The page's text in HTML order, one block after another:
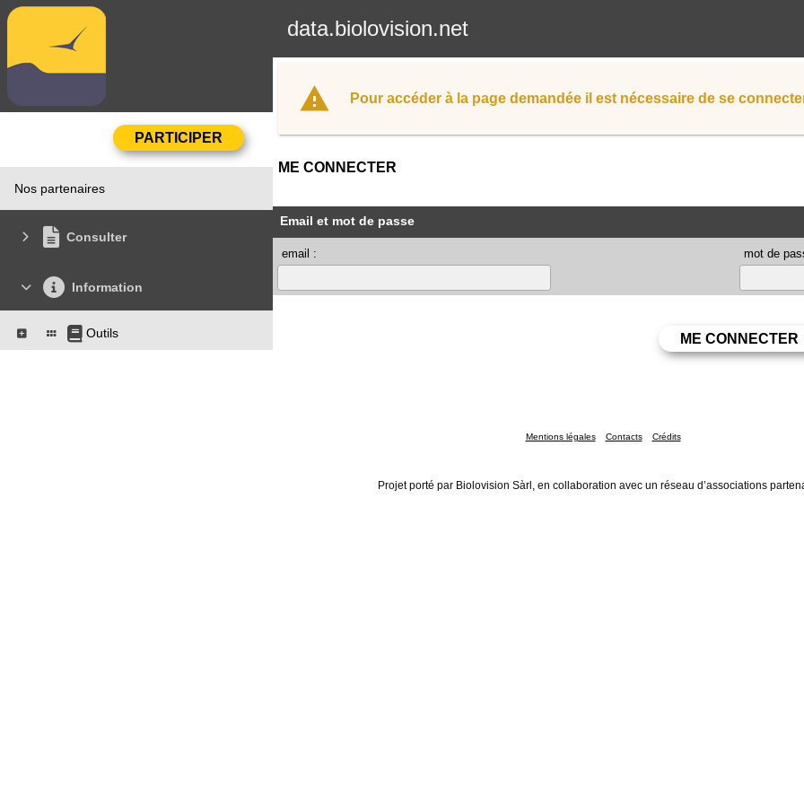
data.biolovision.net
Nos partenaires
Consulter
Information
Outils
Pour accéder à la page demandée il est nécessaire de se
ME CONNECTER
Email et mot de passe
email : mot de
Mentions légales Contacts Crédits
Projet porté par Biolovision Sàrl, en collaboration avec un réseau d’associations